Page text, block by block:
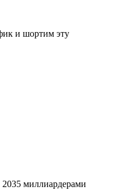
и шортим эту
миллиардерами